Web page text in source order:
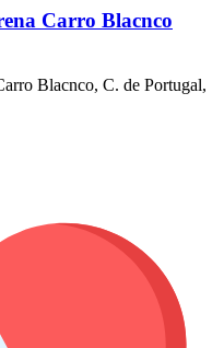
Carro Blacnco
Blacnco, C. de Portugal,